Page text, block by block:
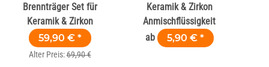
Brennträger Set für
Keramik & Zirkon
59,90 € *
Alter Preis:69,90 €
Keramik & Zirkon
Anmischflüssigkeit
ab
5,90 € *